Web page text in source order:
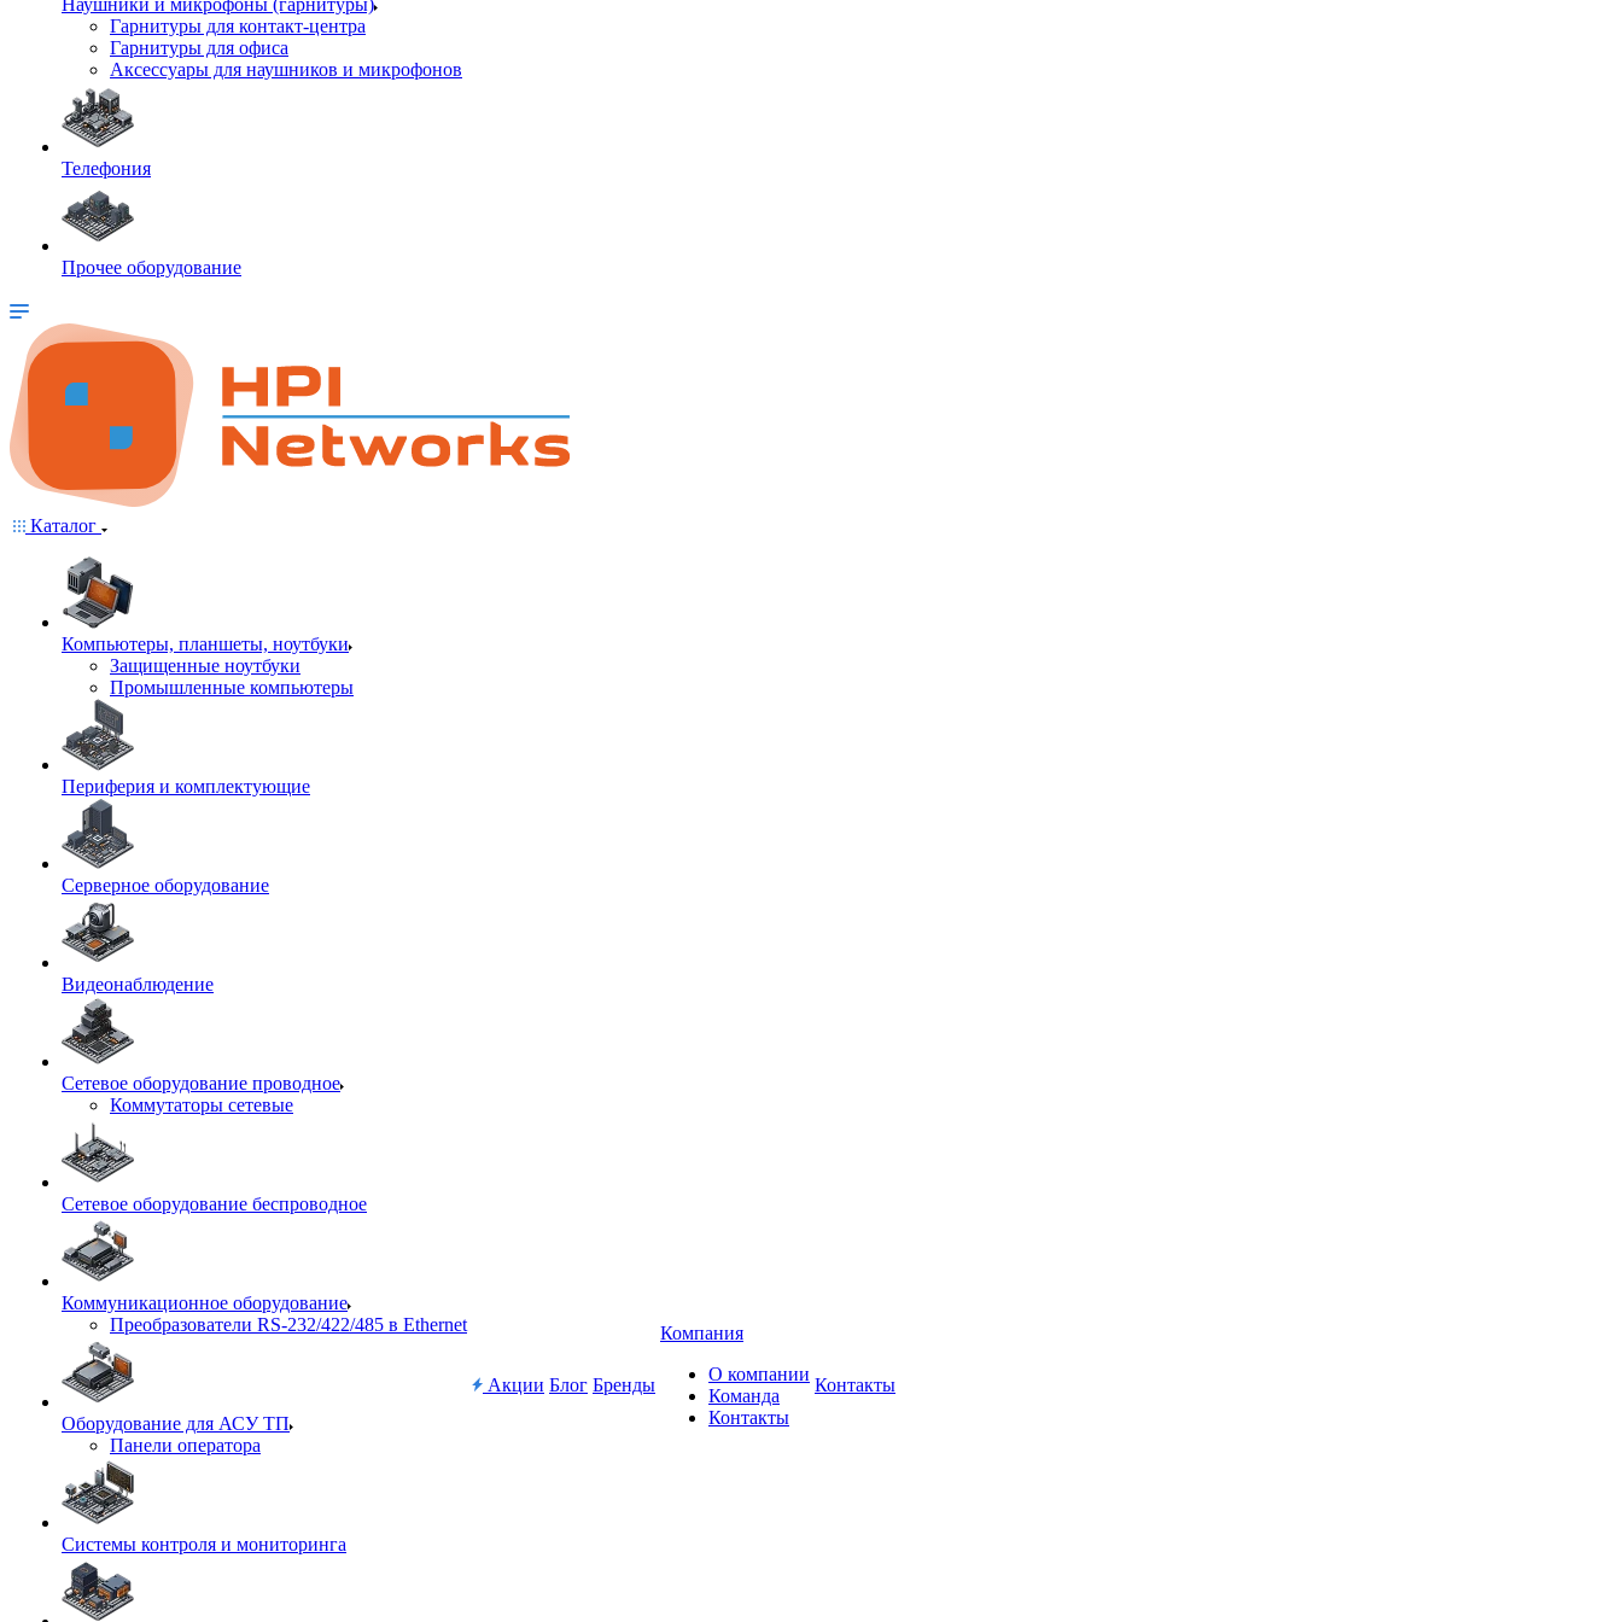
Наушники и микрофоны (гарнитуры)
Гарнитуры для контакт-центра
Гарнитуры для офиса
Аксессуары для наушников и микрофонов
Телефония
Прочее оборудование
Каталог
Компьютеры, планшеты, ноутбуки
Защищенные ноутбуки
Промышленные компьютеры
Периферия и комплектующие
Серверное оборудование
Видеонаблюдение
Сетевое оборудование проводное
Коммутаторы сетевые
Сетевое оборудование беспроводное
Коммуникационное оборудование
Преобразователи RS-232/422/485 в Ethernet
Оборудование для АСУ ТП
Панели оператора
Системы контроля и мониторинга
Акции Блог Бренды
Компания
О компании
Команда
Контакты
Контакты